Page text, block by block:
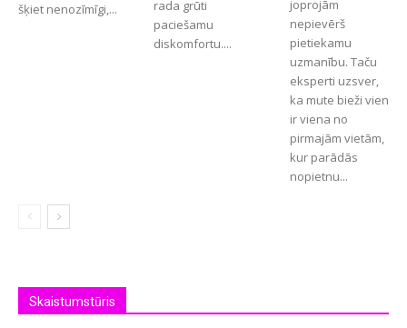
šķiet nenozīmīgi,...
rada grūti
paciešamu
diskomfortu....
joprojām
nepievērš
pietiekamu
uzmanību. Taču
eksperti uzsver,
ka mute bieži vien
ir viena no
pirmajām vietām,
kur parādās
nopietnu...
Skaistumstūris